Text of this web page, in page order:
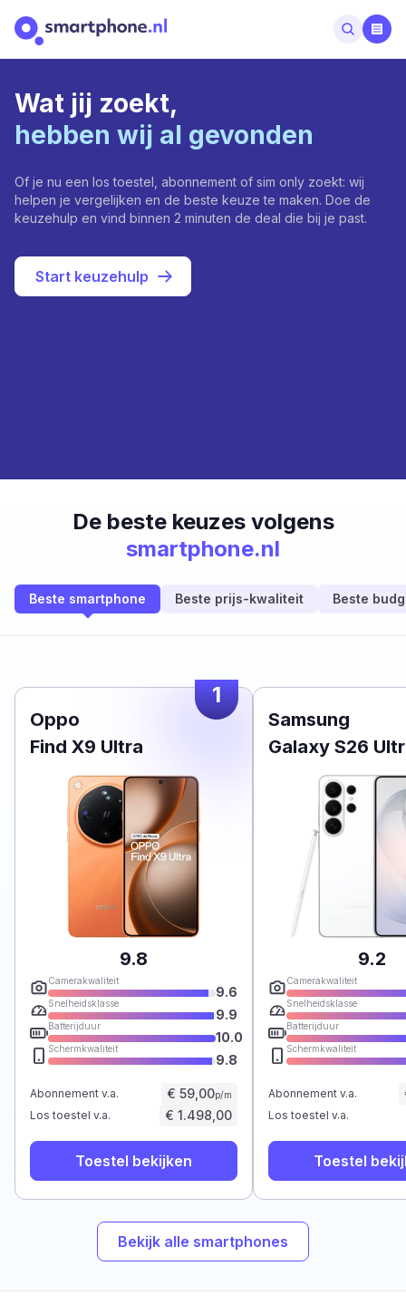
Wat jij zoekt,
hebben wij al gevonden
Of je nu een los toestel, abonnement of sim only zoekt: wij
helpen je vergelijken en de beste keuze te maken. Doe de
keuzehulp en vind binnen 2 minuten de deal die bij je past.
Start keuzehulp
De beste keuzes volgens
smartphone.nl
Beste smartphone Beste prijs-kwaliteit Beste
1
Oppo
Find X9 Ultra
9.8
Camerakwaliteit
9.6
Snelheidsklasse
9.9
Batterijduur
10.0
Schermkwaliteit
9.8
Abonnement v.a. € 59,00p/m
Los toestel v.a. € 1.498,00
Toestel bekijken
Samsung
Galaxy S26
9.2
Camerakwaliteit
Snelheidsklasse
Batterijduur
Schermkwaliteit
Abonnement v.a.
Los toestel v.a.
Toestel
Bekijk alle smartphones